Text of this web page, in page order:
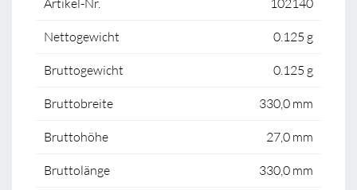
Artikel-Nr. 102140
Nettogewicht 0.125 g
Bruttogewicht 0.125 g
Bruttobreite 330,0 mm
Bruttohöhe 27,0 mm
Bruttolänge 330,0 mm